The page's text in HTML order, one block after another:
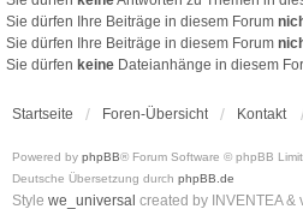
Sie dürfen Ihre Beiträge in diesem Forum
Sie dürfen Ihre Beiträge in diesem Forum
Sie dürfen keine Dateianhänge in diesem
Startseite Foren-Übersicht Kontakt
Powered by phpBB® Forum Software © phpBB
Deutsche Übersetzung durch phpBB.de
Style we_universal created by INVENTEA &